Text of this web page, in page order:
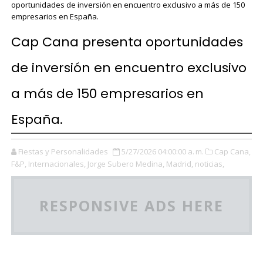
oportunidades de inversión en encuentro exclusivo a más de 150
empresarios en España.
Cap Cana presenta oportunidades
de inversión en encuentro exclusivo
a más de 150 empresarios en
España.
Fiestas y Personalidades 5/27/2026 04:00:00 a. m.
Cap Cana,
F&P, Internacionales, Jorge Subero Medina, Madrid, noticias,
RESPONSIVE ADS HERE